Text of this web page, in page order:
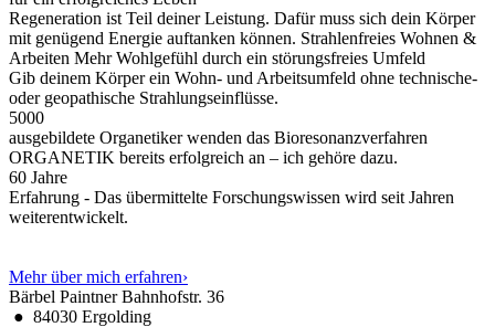
Regeneration ist Teil deiner Leistung. Dafür muss sich dein Körper
mit genügend Energie auftanken können. Strahlenfreies Wohnen &
Arbeiten Mehr Wohlgefühl durch ein störungsfreies Umfeld
Gib deinem Körper ein Wohn- und Arbeitsumfeld ohne technische-
oder geopathische Strahlungseinflüsse.
5000
ausgebildete Organetiker wenden das Bioresonanzverfahren
ORGANETIK bereits erfolgreich an – ich gehöre dazu.
60 Jahre
Erfahrung - Das übermittelte Forschungswissen wird seit Jahren
weiterentwickelt.
Mehr über mich erfahren›
Bärbel PaintnerBahnhofstr. 36
● 84030 Ergolding